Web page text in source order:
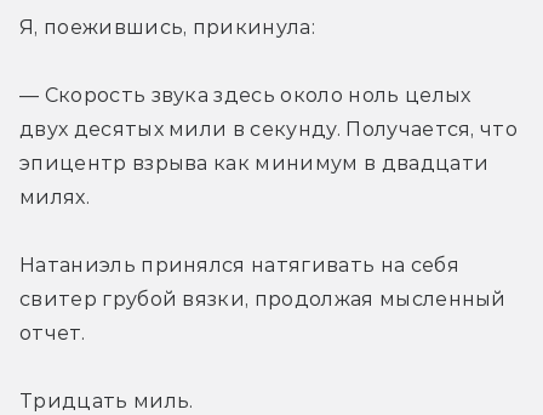
Я, поежившись, прикинула:
— Скорость звука здесь около ноль целых
двух десятых мили в секунду. Получается, что
эпицентр взрыва как минимум в двадцати
милях.
Натаниэль принялся натягивать на себя
свитер грубой вязки, продолжая мысленный
отчет.
Тридцать миль.